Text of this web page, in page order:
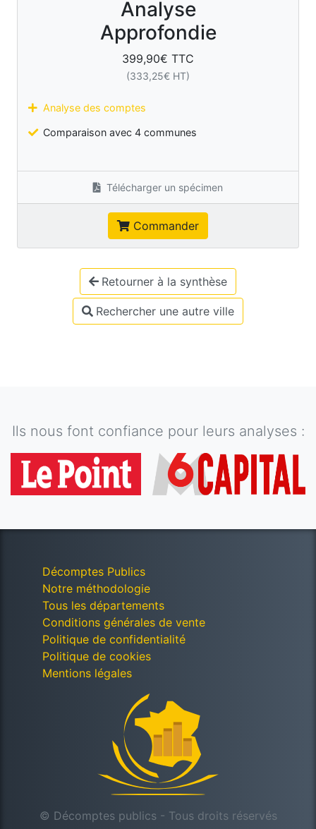
Analyse
Approfondie
399,90€ TTC
(333,25€ HT)
Analyse des comptes
Comparaison avec 4 communes
Télécharger un spécimen
Commander
Retourner à la synthèse
Rechercher une autre ville
Ils nous font confiance pour leurs analyses :
Décomptes Publics
Notre méthodologie
Tous les départements
Conditions générales de vente
Politique de confidentialité
Politique de cookies
Mentions légales
© Décomptes publics - Tous droits réservés